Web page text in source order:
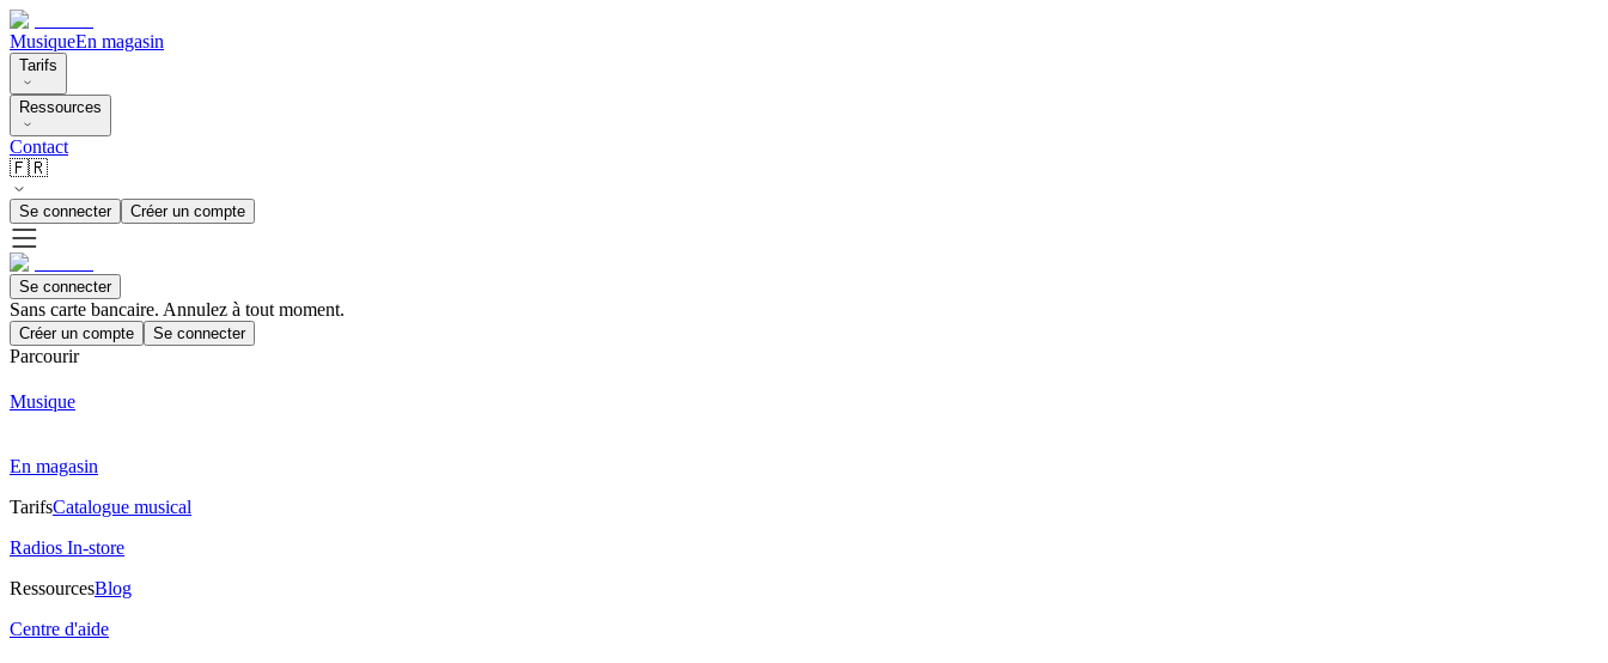
MusiqueEn magasin
Tarifs
Ressources
Contact
🇫🇷
Se connecter Créer un compte
Se connecter
Sans carte bancaire. Annulez à tout moment.
Créer un compte Se connecter
Parcourir
Musique
En magasin
TarifsCatalogue musical
Radios In-store
RessourcesBlog
Centre d'aide